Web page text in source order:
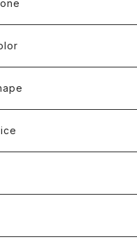
& Accessories
き,余白,真実）
,潤い,鎮静)
気,希望)
現,循環)
ンディング,安定,現実)
ブル